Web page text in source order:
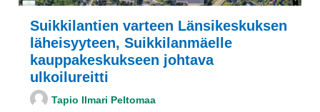
Suikkilantien varteen Länsikeskuksen
läheisyyteen, Suikkilanmäelle
kauppakeskukseen johtava
ulkoilureitti
Tapio Ilmari Peltomaa